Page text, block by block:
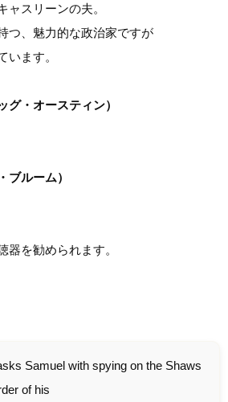
ャスリーンの夫。
つ、魅力的な政治家ですが
います。
グ・オースティン）
ブルーム）
器を勧められます。
Samuel with spying on the Shaws
of his